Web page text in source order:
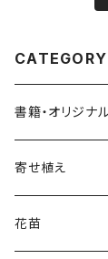
CATEGORY
書籍・オリジナ
寄せ植え
花苗